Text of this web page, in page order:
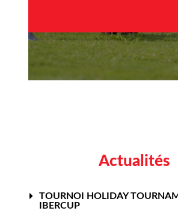
Actualités
TOURNOI HOLIDAY
IBERCUP